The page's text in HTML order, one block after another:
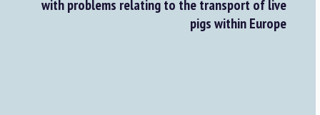
with problems relating to the transport of live
pigs within Europe